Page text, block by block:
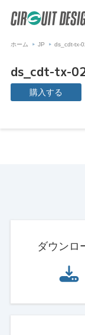
ホーム JP ds_cdt-tx-
ds_cdt-tx-
購入する
ダウンロ